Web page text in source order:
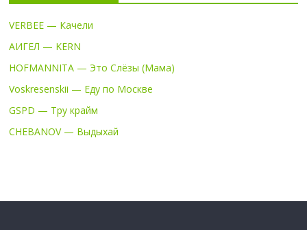
VERBEE — Качели
АИГЕЛ — KERN
HOFMANNITA — Это Слёзы (Мама)
Voskresenskii — Еду по Москве
GSPD — Тру крайм
CHEBANOV — Выдыхай